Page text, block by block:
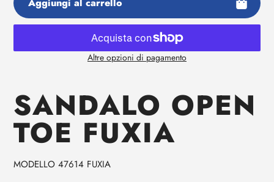
Aggiungi al carrello
Altre opzioni di pagamento
prodotto
al
tuo
carrello
SANDALO OPEN
TOE FUXIA
MODELLO 47614 FUXIA